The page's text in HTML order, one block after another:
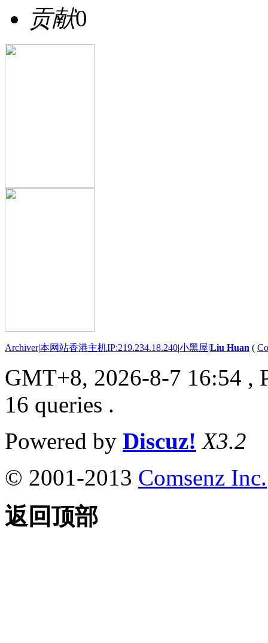
贡献0
Archiver|本网站香港主机IP:219.234.18.240|小黑屋|Liu Huan (
GMT+8, 2026-8-7 16:54 ,
16 queries .
Powered by Discuz! X3.2
© 2001-2013 Comsenz Inc.
返回顶部